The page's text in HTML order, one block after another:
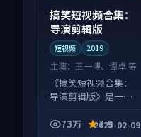
搞笑短视频合集：
导演剪辑版
短视频 2019
主演： 王一博、谭卓 等
《搞笑短视频合集：
导演剪辑版》是一部
社区讨论度高，适合
73万 7.9
2025-02-09